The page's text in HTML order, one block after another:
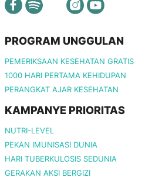
PROGRAM UNGGULAN
PEMERIKSAAN KESEHATAN GRATIS
1000 HARI PERTAMA KEHIDUPAN
PERANGKAT AJAR KESEHATAN
KAMPANYE PRIORITAS
NUTRI-LEVEL
PEKAN IMUNISASI DUNIA
HARI TUBERKULOSIS SEDUNIA
GERAKAN AKSI BERGIZI